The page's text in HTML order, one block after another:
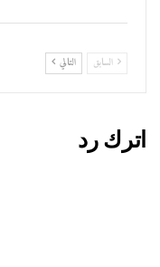
السابق التالي
اترك رد